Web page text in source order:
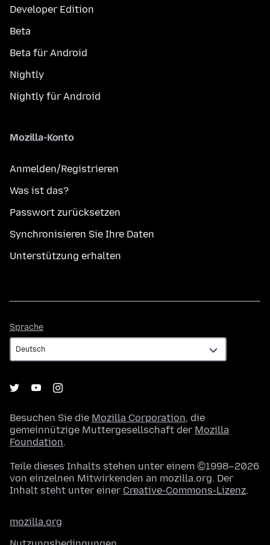
Developer Edition
Beta
Beta für Android
Nightly
Nightly für Android
Mozilla-Konto
Anmelden/Registrieren
Was ist das?
Passwort zurücksetzen
Synchronisieren Sie Ihre Daten
Unterstützung erhalten
Sprache
Besuchen Sie die Mozilla Corporation, die
gemeinnützige Muttergesellschaft der Mozilla
Foundation.
Teile dieses Inhalts stehen unter einem ©1998–2026
von einzelnen Mitwirkenden an mozilla.org. Der
Inhalt steht unter einer Creative-Commons-Lizenz.
mozilla.org